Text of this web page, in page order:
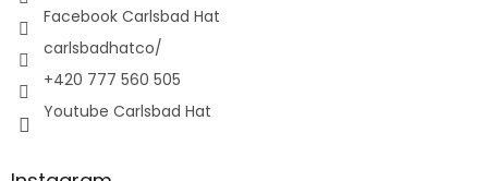
Facebook Carlsbad Hat
carlsbadhatco/
+420 777 560 505
Youtube Carlsbad Hat